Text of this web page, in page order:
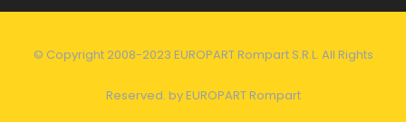
© Copyright 2008-2023 EUROPART Rompart S.R.L. All Rights
Reserved. byEUROPART Rompart